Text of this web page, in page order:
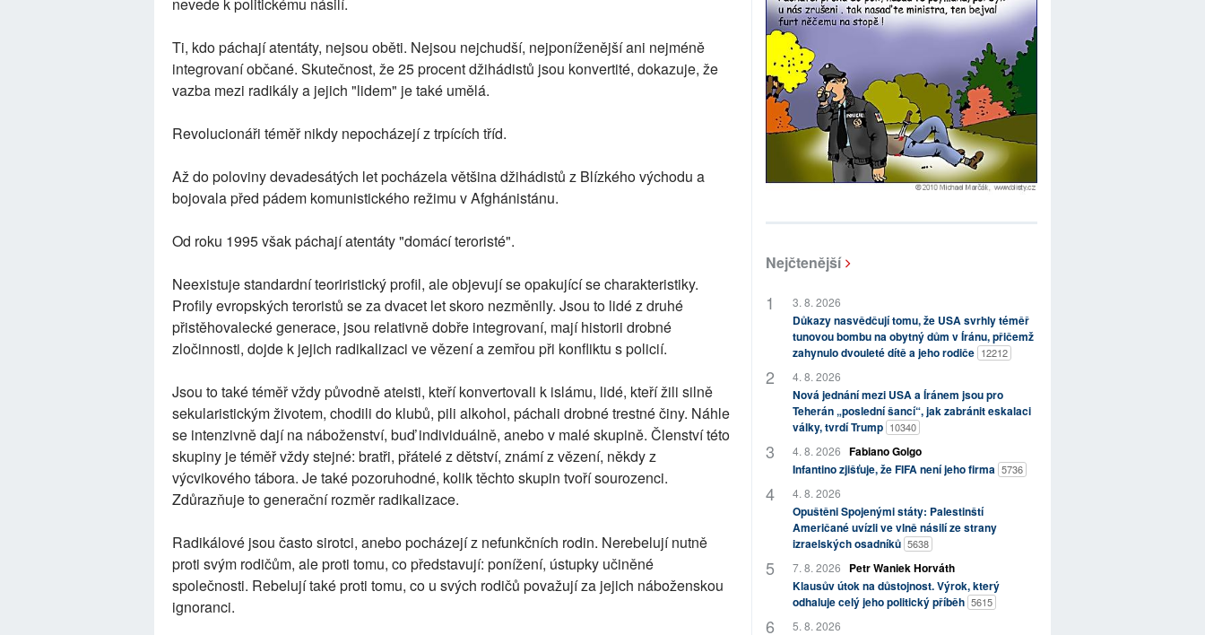
Ti, kdo páchají atentáty, nejsou oběti. Nejsou nejchudší, nejponíženější ani nejméně
integrovaní občané. Skutečnost, že 25 procent džihádistů jsou konvertité, dokazuje, že
vazba mezi radikály a jejich "lidem" je také umělá.
Revolucionáři téměř nikdy nepocházejí z trpících tříd.
Až do poloviny devadesátých let pocházela většina džihádistů z Blízkého východu a
bojovala před pádem komunistického režimu v Afghánistánu.
Od roku 1995 však páchají atentáty "domácí teroristé".
Neexistuje standardní teoriristický profil, ale objevují se opakující se charakteristiky.
Profily evropských teroristů se za dvacet let skoro nezměnily. Jsou to lidé z druhé
přistěhovalecké generace, jsou relativně dobře integrovaní, mají historii drobné
zločinnosti, dojde k jejich radikalizaci ve vězení a zemřou při konfliktu s policií.
Jsou to také téměř vždy původně ateisti, kteří konvertovali k islámu, lidé, kteří žili silně
sekularistickým životem, chodili do klubů, pili alkohol, páchali drobné trestné činy. Náhle
se intenzivně dají na náboženství, buď individuálně, anebo v malé skupině. Členství této
skupiny je téměř vždy stejné: bratři, přátelé z dětství, známí z vězení, někdy z
výcvikového tábora. Je také pozoruhodné, kolik těchto skupin tvoří sourozenci.
Zdůrazňuje to generační rozměr radikalizace.
Radikálové jsou často sirotci, anebo pocházejí z nefunkčních rodin. Nerebelují nutně
proti svým rodičům, ale proti tomu, co představují: ponížení, ústupky učiněné
společnosti. Rebelují také proti tomu, co u svých rodičů považují za jejich náboženskou
ignoranci.
Nejčtenější
3. 8. 2026
Důkazy nasvědčují tomu, že USA svrhly téměř
tunovou bombu na obytný dům v Íránu, přičemž
zahynulo dvouleté dítě a jeho rodiče 12212
4. 8. 2026
Nová jednání mezi USA a Íránem jsou pro
Teherán „poslední šancí“, jak zabránit eskalaci
války, tvrdí Trump 10340
4. 8. 2026 Fabiano Golgo
Infantino zjišťuje, že FIFA není jeho firma 5736
4. 8. 2026
Opuštěni Spojenými státy: Palestinští
Američané uvízli ve vlně násilí ze strany
izraelských osadníků 5638
7. 8. 2026
Petr Waniek Horváth
Klausův útok na důstojnost. Výrok, který
odhaluje celý jeho politický příběh 5615
5. 8. 2026